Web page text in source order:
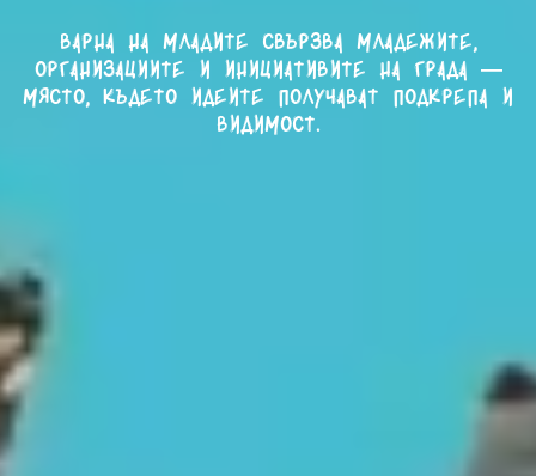
Варна на младите свързва младежите,
организациите и инициативите на града —
място, където идеите получават подкрепа и
видимост.